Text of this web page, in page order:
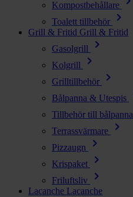
Kompostbehållare
Toalett tillbehör chevron_right
Grill & Fritid Grill & Fritid
Gasolgrill
chevron_right
Kolgrill chevron_right
Grilltillbehör chevron_right
Bålpanna & Utespis
Tillbehör till bålpanna
Terrassvärmare chevron_right
Pizzaugn chevron_right
Krispaket chevron_right
Friluftsliv chevron_right
Lacanche Lacanche